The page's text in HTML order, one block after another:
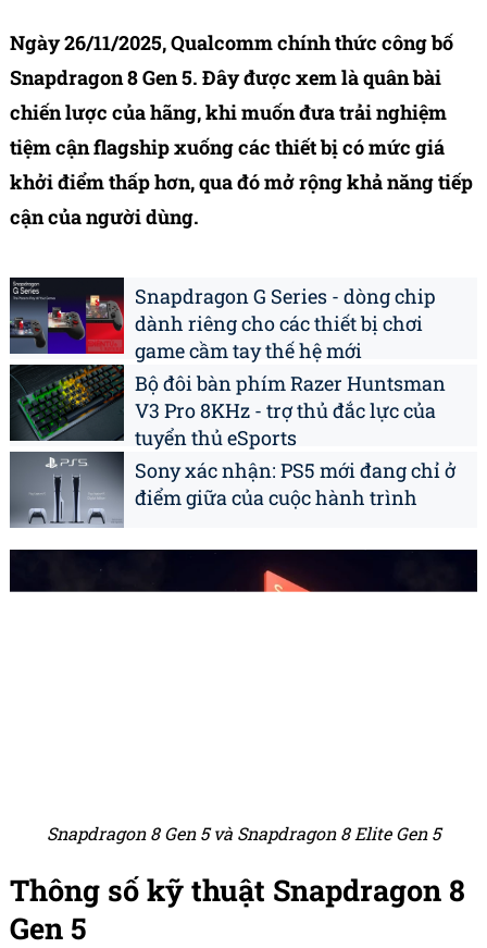
Ngày 26/11/2025, Qualcomm chính thức công bố
Snapdragon 8 Gen 5. Đây được xem là quân bài
chiến lược của hãng, khi muốn đưa trải nghiệm
tiệm cận flagship xuống các thiết bị có mức giá
khởi điểm thấp hơn, qua đó mở rộng khả năng tiếp
cận của người dùng.
Snapdragon G Series - dòng chip
dành riêng cho các thiết bị chơi
game cầm tay thế hệ mới
Bộ đôi bàn phím Razer Huntsman
V3 Pro 8KHz - trợ thủ đắc lực của
tuyển thủ eSports
Sony xác nhận: PS5 mới đang chỉ ở
điểm giữa của cuộc hành trình
Snapdragon 8 Gen 5 và Snapdragon 8 Elite Gen 5
Thông số kỹ thuật Snapdragon 8
Gen 5